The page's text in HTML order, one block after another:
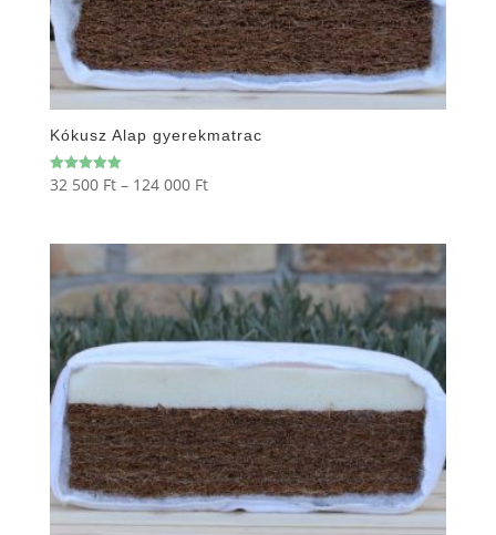
Kókusz Alap gyerekmatrac
Értékelés:
5.00
32 500 Ft – 124 000 FtÁrtartomány:
124
000 Ft